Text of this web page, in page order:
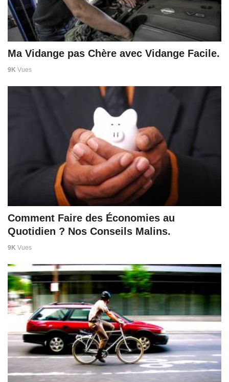
Ma Vidange pas Chère avec Vidange Facile.
9K Vues
Comment Faire des Économies au
Quotidien ? Nos Conseils Malins.
9K Vues